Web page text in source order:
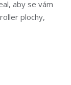
aby se vám
plochy,